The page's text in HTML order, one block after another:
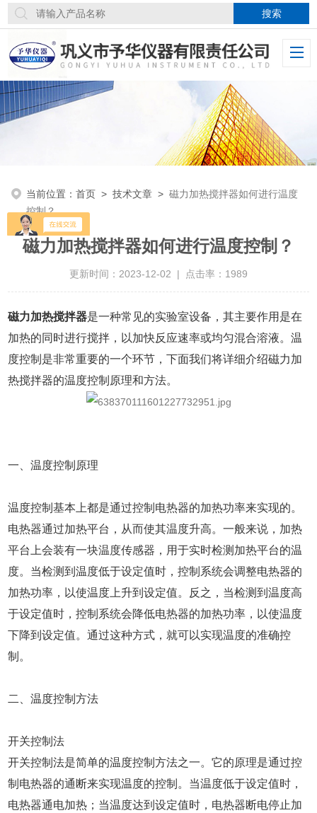
当前位置：首页 >技术文章 >磁力加热搅拌器如何进行温度
控制？
磁力加热搅拌器如何进行温度控制？
更新时间：2023-12-02 | 点击率：1989
磁力加热搅拌器是一种常见的实验室设备，其主要作用是在
加热的同时进行搅拌，以加快反应速率或均匀混合溶液。温
度控制是非常重要的一个环节，下面我们将详细介绍磁力加
热搅拌器的温度控制原理和方法。
一、温度控制原理
温度控制基本上都是通过控制电热器的加热功率来实现的。
电热器通过加热平台，从而使其温度升高。一般来说，加热
平台上会装有一块温度传感器，用于实时检测加热平台的温
度。当检测到温度低于设定值时，控制系统会调整电热器的
加热功率，以使温度上升到设定值。反之，当检测到温度高
于设定值时，控制系统会降低电热器的加热功率，以使温度
下降到设定值。通过这种方式，就可以实现温度的准确控
制。
二、温度控制方法
开关控制法
开关控制法是简单的温度控制方法之一。它的原理是通过控
制电热器的通断来实现温度的控制。当温度低于设定值时，
电热器通电加热；当温度达到设定值时，电热器断电停止加